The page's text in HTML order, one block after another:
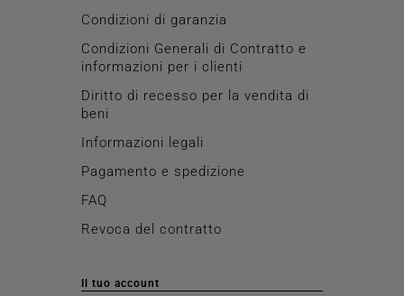
Condizioni di garanzia
Condizioni Generali di Contratto e
informazioni per i clienti
Diritto di recesso per la vendita di
beni
Informazioni legali
Pagamento e spedizione
FAQ
Revoca del contratto
Il tuo account